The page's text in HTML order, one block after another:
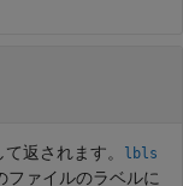
返されます。 lbls
ファイルのラベルに